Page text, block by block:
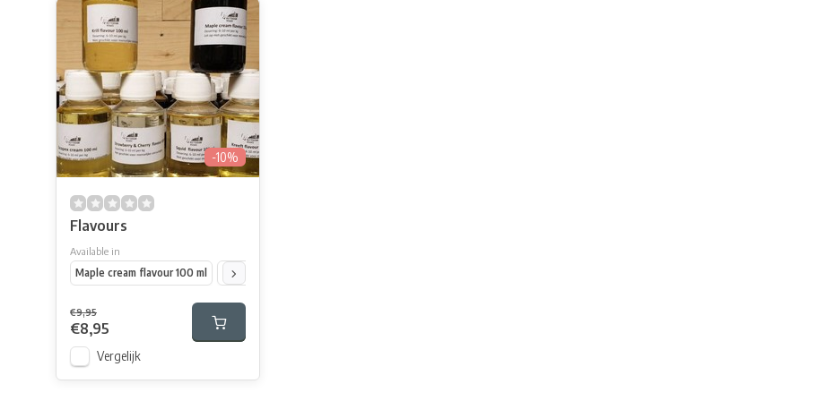
-10%
Flavours
Available in
Maple cream flavour 100 ml
Scopex cream flavour 100 ml
€9,95
€8,95
Vergelijk